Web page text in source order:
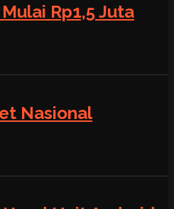
Rp1,5 Juta
Nasional